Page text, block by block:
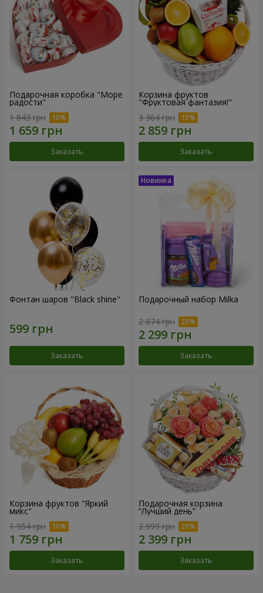
Подарочная коробка "Море
радости"
1 843 грн
Заказать
Корзина фруктов
"Фруктовая фантазия!"
3 364 грн
Заказать
Фонтан шаров "Black shine"
Заказать
Подарочный набор Milka
2 874 грн
Заказать
Корзина фруктов "Яркий
микс"
1 954 грн
Заказать
Подарочная корзина
“Лучший день”
2 999 грн
Заказать